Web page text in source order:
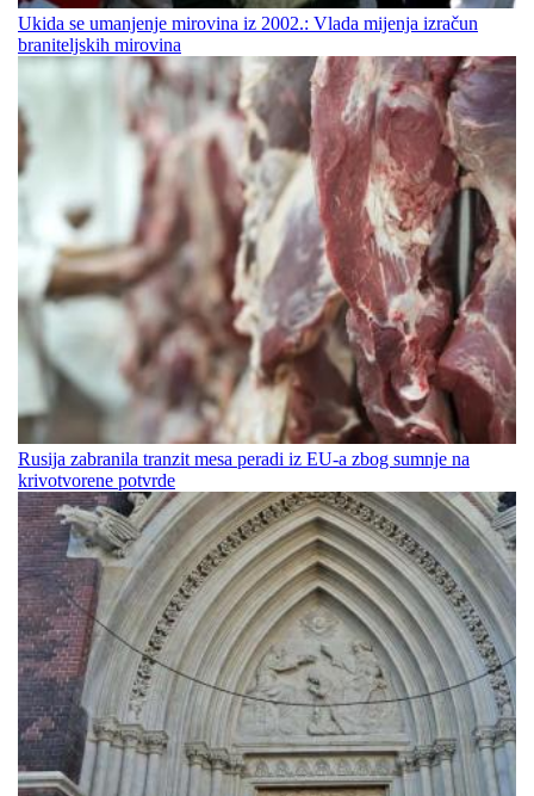
Ukida se umanjenje mirovina iz 2002.: Vlada mijenja izračun
braniteljskih mirovina
Rusija zabranila tranzit mesa peradi iz EU-a zbog sumnje na
krivotvorene potvrde